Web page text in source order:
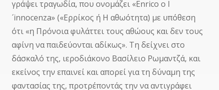
γράψει τραγωδία, που ονομάζει «Enrico o l
´innocenza» («Ερρίκος ή Η αθωότητα) με υπόθεση
ότι «η Πρόνοια φυλάττει τους αθώους και δεν τους
αφίνη να παιδεύονται αδίκως». Τη δείχνει στο
δάσκαλό της, ιεροδιάκονο Βασίλειο Ρωμαντζά, και
εκείνος την επαινεί και απορεί για τη δύναμη της
φαντασίας της, προτρέποντάς την να αντιγράφει